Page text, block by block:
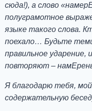
сюда!), а слово
полуграмотное
языке такого слова.
поехало… Будьте
правильное ударение,
повторяют –
Я благодарю тебя,
содержательную